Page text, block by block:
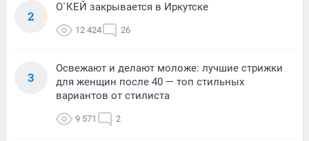
2
О`КЕЙ закрывается в Иркутске
12 424 26
3
Освежают и делают моложе: лучшие стрижки
для женщин после 40 — топ стильных
вариантов от стилиста
9 571 2